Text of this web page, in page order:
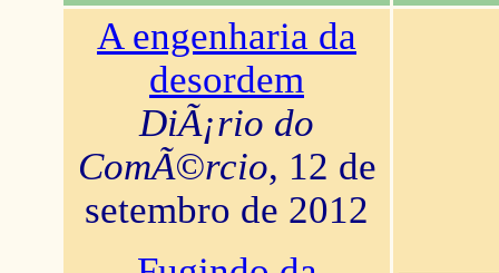
A engenharia da
desordem
DiÃ¡rio do
ComÃ©rcio, 12 de
setembro de 2012